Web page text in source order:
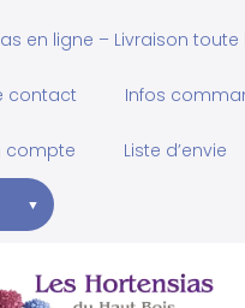
en ligne – Livraison toute
contact Infos
compte Liste d’envie
▼